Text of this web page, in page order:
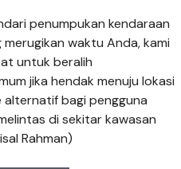
penumpukan kendaraan
waktu Anda, kami
untuk beralih
jika hendak menuju lokasi
bagi pengguna
di sekitar kawasan
Rahman)